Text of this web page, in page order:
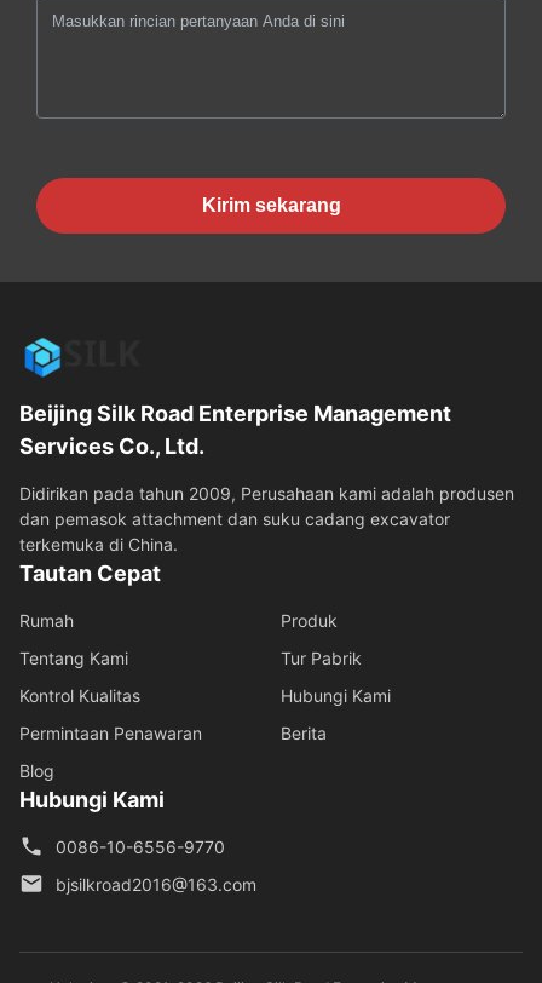
Kirim sekarang
Beijing Silk Road Enterprise Management
Services Co., Ltd.
Didirikan pada tahun 2009, Perusahaan kami adalah produsen
dan pemasok attachment dan suku cadang excavator
terkemuka di China.
Tautan Cepat
Rumah
Produk
Tentang Kami
Tur Pabrik
Kontrol Kualitas
Hubungi Kami
Permintaan Penawaran
Berita
Blog
Hubungi Kami
0086-10-6556-9770
bjsilkroad2016@163.com